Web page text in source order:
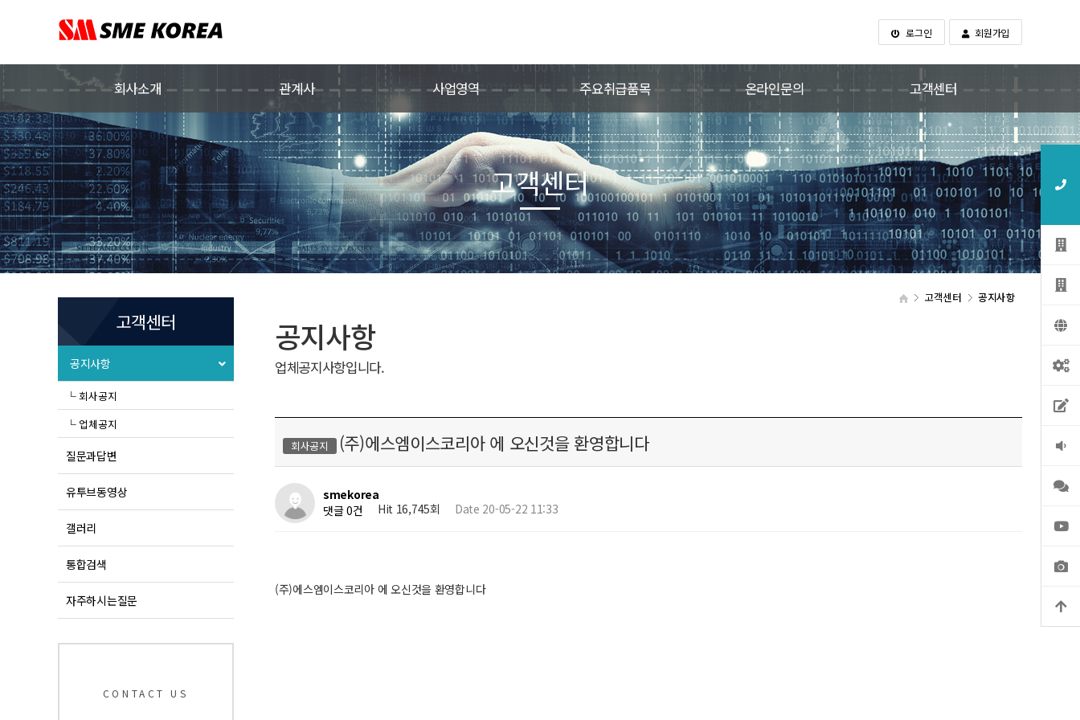
로그인 회원가입
회사소개 관계사 사업영역 주요취급품목 온라인문의 고객센터
고객센터
고객센터 공지사항
고객센터
공지사항
└ 회사공지
└ 업체공지
질문과답변
유투브동영상
갤러리
통합검색
자주하시는질문
CONTACT US
공지사항
업체공지사항입니다.
회사공지 (주)에스엠이스코리아 에 오신것을 환영합니다
smekorea
댓글 0건
Hit 16,745회 Date 20-05-22 11:33
(주)에스엠이스코리아 에 오신것을 환영합니다